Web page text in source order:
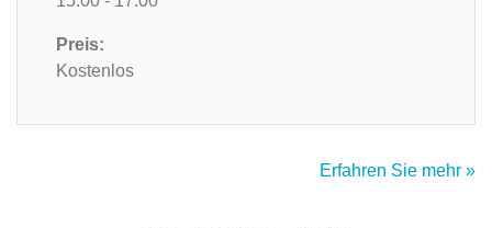
Preis:
Kostenlos
Erfahren Sie mehr »